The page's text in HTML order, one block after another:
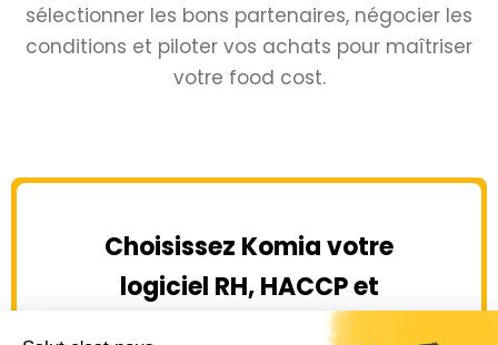
sélectionner les bons partenaires, négocier les
conditions et piloter vos achats pour maîtriser
votre food cost.
Choisissez Komia votre
logiciel RH, HACCP et
gestion des stocks sur